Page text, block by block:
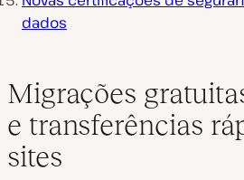
dados
Migrações
e transferências
sites